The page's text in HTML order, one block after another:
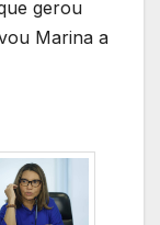
gerou
Marina a